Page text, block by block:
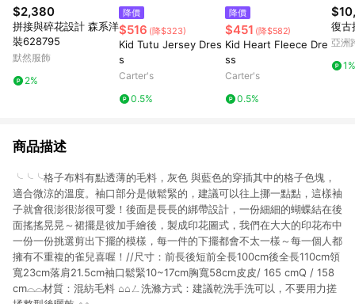
$2,380
拼接與碎花設計 森系洋
裝628795
默然服飾
2%
降價
$516 (降$323)
Kid Tutu Jersey Dres
s
Carter's
0.5%
降價
$451 (降$582)
Kid Heart Fleece Dre
ss
Carter's
0.5%
復古
亞洲
1%
商品描述
╰╰╰格子布料有點透薄的毛料，灰色 與藍色的穿插其中的格子色塊，
適合微涼的溫度。袖口部分是做鬆緊的，建議可以往上挪一點點，這樣袖
子就會很澎很澎很可愛！後面是長長的綁帶設計，一份細細的蝴蝶結在後
面搖搖晃晃～裙擺是彼加手繪後，製成印花圖式，我們在大大的印花布中
一份一份挑選剪出下擺的模樣，每一件的下擺都會不太一樣～每一個人都
擁有不重複的雀兒喜喔！//尺寸：前長後短前全長100cm後全長110cm領
寬23cm落肩21.5cm袖口鬆緊10~17cm胸寬58cm皮皮/ 165 cmQ / 158
cm⌓⌓材質：混紡毛料 ⌂⌂ㄥ洗滌方式：建議乾洗手洗可以，不要用力搓